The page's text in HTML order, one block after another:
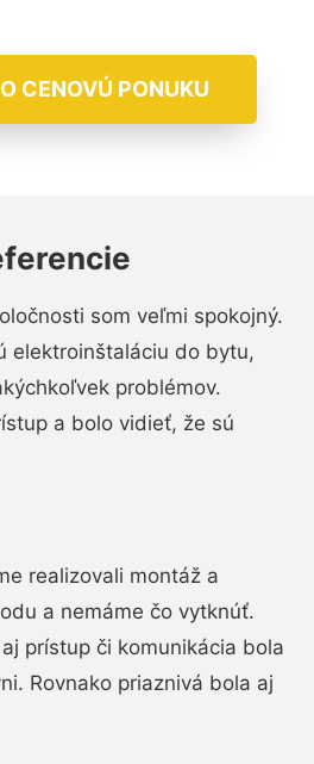
CENOVÚ PONUKU
som veľmi spokojný.
elektroinštaláciu do bytu,
problémov.
a bolo vidieť, že sú
realizovali montáž a
a nemáme čo vytknúť.
prístup či komunikácia bola
Rovnako priaznivá bola aj